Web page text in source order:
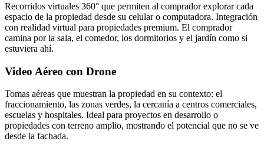
Recorridos virtuales 360° que permiten al comprador explorar cada
espacio de la propiedad desde su celular o computadora. Integración
con realidad virtual para propiedades premium. El comprador
camina por la sala, el comedor, los dormitorios y el jardín como si
estuviera ahí.
Video Aéreo con Drone
Tomas aéreas que muestran la propiedad en su contexto: el
fraccionamiento, las zonas verdes, la cercanía a centros comerciales,
escuelas y hospitales. Ideal para proyectos en desarrollo o
propiedades con terreno amplio, mostrando el potencial que no se ve
desde la fachada.